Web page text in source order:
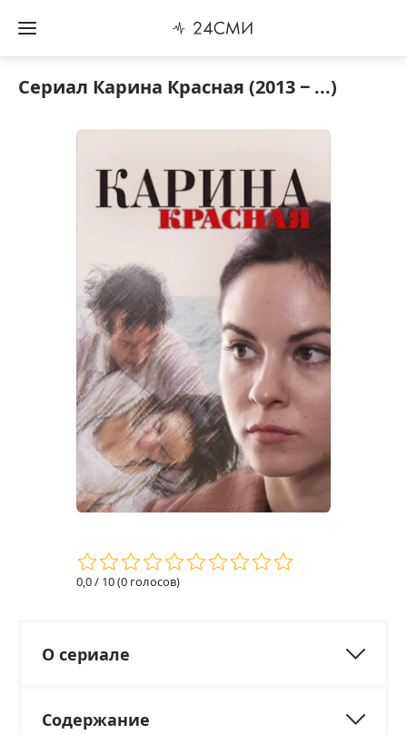
Сериал Карина Красная (2013 ‒ ...)
0,0/ 10 (0 голосов)
О сериале
Содержание